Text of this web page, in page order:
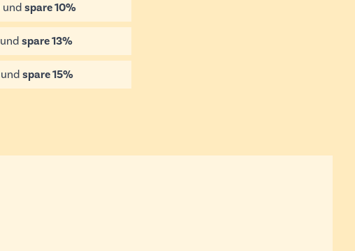
und spare10%
und spare13%
und spare15%